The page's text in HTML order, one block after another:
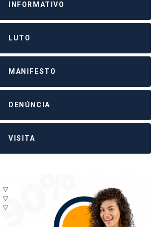
INFORMATIVO
LUTO
MANIFESTO
DENÚNCIA
VISITA